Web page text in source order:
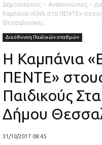
Δημοσιεύσεις Ανακοινώσεις
Καμπάνια «ΕΝΑ στα ΠΕΝΤΕ»
Θεσσαλονίκης.
Διεύθυνση Παιδικών σταθμών
Η Καμπάνια
ΠΕΝΤΕ»
Παιδικούς
Δήμου
31/10/2017 08:45